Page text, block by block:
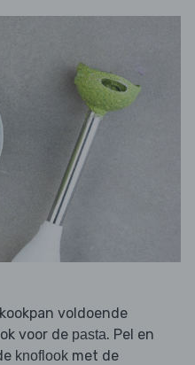
voldoende
voor de pasta. Pel en
knoflook met de